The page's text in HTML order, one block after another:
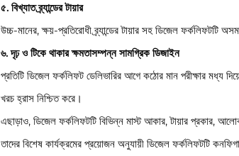
৫. বিখ্যাত ব্র্যান্ডের টায়ার
উচ্চ-মানের, ক্ষয়-প্রতিরোধী ব্র্যান্ডের টায়ার সহ ডিজেল
৬. দৃঢ় ও টিকে থাকার ক্ষমতাসম্পন্ন সামগ্রিক ডিজাইন
প্রতিটি ডিজেল ফর্কলিফট ডেলিভারির আগে কঠোর মান পরীক্ষার মধ্য
খরচ হ্রাস নিশ্চিত করে।
এছাড়াও, ডিজেল ফর্কলিফটটি বিভিন্ন মাস্ট আকার, টায়ার প্রকার,
তাদের বিশেষ কার্যক্রমের প্রয়োজন অনুযায়ী ডিজেল ফর্কলিফটটি